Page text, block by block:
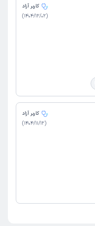
کاربر آزاد
(
1404/12/02
)
کاربر آزاد
(
1404/11/12
)